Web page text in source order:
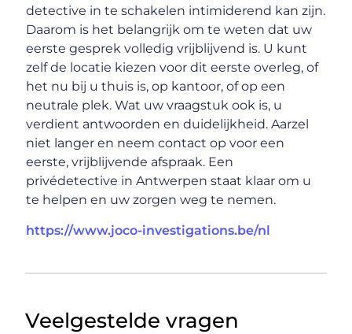
detective in te schakelen intimiderend kan zijn.
Daarom is het belangrijk om te weten dat uw
eerste gesprek volledig vrijblijvend is. U kunt
zelf de locatie kiezen voor dit eerste overleg, of
het nu bij u thuis is, op kantoor, of op een
neutrale plek. Wat uw vraagstuk ook is, u
verdient antwoorden en duidelijkheid. Aarzel
niet langer en neem contact op voor een
eerste, vrijblijvende afspraak. Een
privédetective in Antwerpen staat klaar om u
te helpen en uw zorgen weg te nemen.
https://www.joco-investigations.be/nl
Veelgestelde vragen